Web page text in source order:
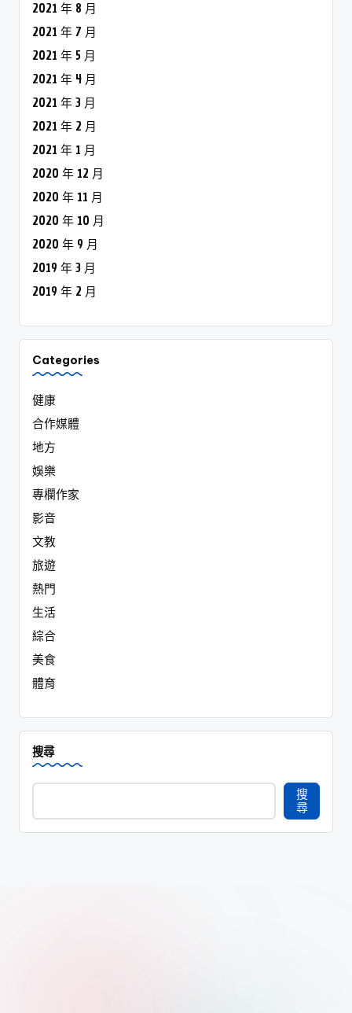
2021 年 8 月
2021 年 7 月
2021 年 5 月
2021 年 4 月
2021 年 3 月
2021 年 2 月
2021 年 1 月
2020 年 12 月
2020 年 11 月
2020 年 10 月
2020 年 9 月
2019 年 3 月
2019 年 2 月
Categories
健康
合作媒體
地方
娛樂
專欄作家
影音
文教
旅遊
熱門
生活
綜合
美食
體育
搜尋
搜
尋